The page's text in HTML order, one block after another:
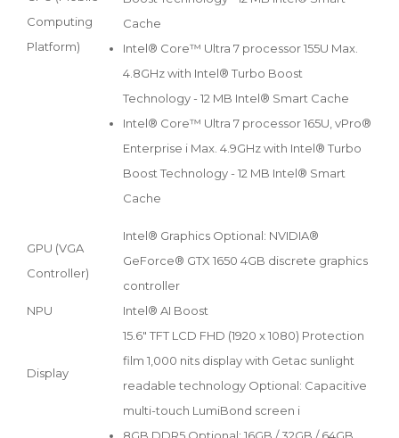
Computing
Platform)
Cache
Intel® Core™ Ultra 7 processor 155U Max.
4.8GHz with Intel® Turbo Boost
Technology - 12 MB Intel® Smart Cache
Intel® Core™ Ultra 7 processor 165U, vPro®
Enterprise i Max. 4.9GHz with Intel® Turbo
Boost Technology - 12 MB Intel® Smart
Cache
GPU (VGA
Controller)
Intel® Graphics Optional: NVIDIA®
GeForce® GTX 1650 4GB discrete graphics
controller
NPU
Intel® AI Boost
Display
15.6" TFT LCD FHD (1920 x 1080) Protection
film 1,000 nits display with Getac sunlight
readable technology Optional: Capacitive
multi-touch LumiBond screen i
8GB DDR5 Optional: 16GB / 32GB / 64GB